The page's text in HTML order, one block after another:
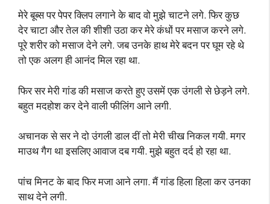
मेरे बूब्स पर पेपर क्लिप लगाने के बाद वो मुझे चाटने लगे. फिर कुछ
देर चाटा और तेल की शीशी उठा कर मेरे कंधों पर मसाज करने लगे.
पूरे शरीर को मसाज देने लगे. जब उनके हाथ मेरे बदन पर घूम रहे थे
तो एक अलग ही आनंद मिल रहा था.
फिर सर मेरी गांड की मसाज करते हुए उसमें एक उंगली से छेड़ने लगे.
बहुत मदहोश कर देने वाली फीलिंग आने लगी.
अचानक से सर ने दो उंगली डाल दीं तो मेरी चीख निकल गयी. मगर
माउथ गैग था इसलिए आवाज दब गयी. मुझे बहुत दर्द हो रहा था.
पांच मिनट के बाद फिर मजा आने लगा. मैं गांड हिला हिला कर उनका
साथ देने लगी.